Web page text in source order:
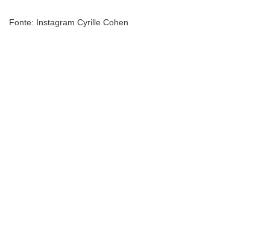
Fonte: Instagram Cyrille Cohen